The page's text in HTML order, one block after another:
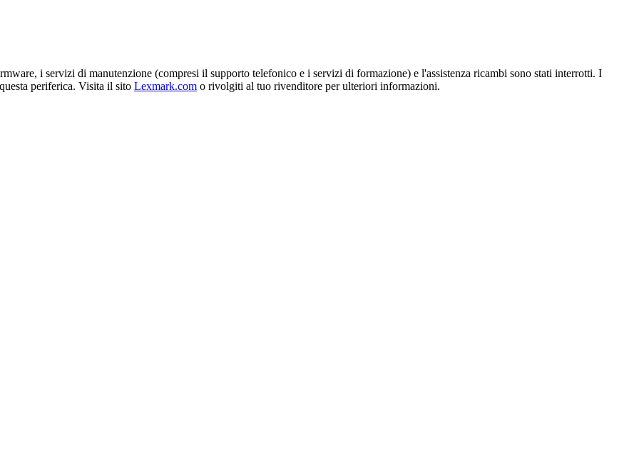
i servizi di manutenzione (compresi il supporto telefonico e i servizi di formazione) e l'assistenza ricambi sono stati interrotti. I
periferica. Visita il sito Lexmark.com o rivolgiti al tuo rivenditore per ulteriori informazioni.